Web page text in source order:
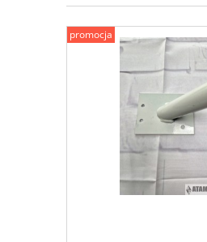
promocja